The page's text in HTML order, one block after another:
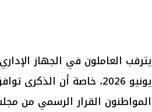
المواطنون القرار الرسمي من